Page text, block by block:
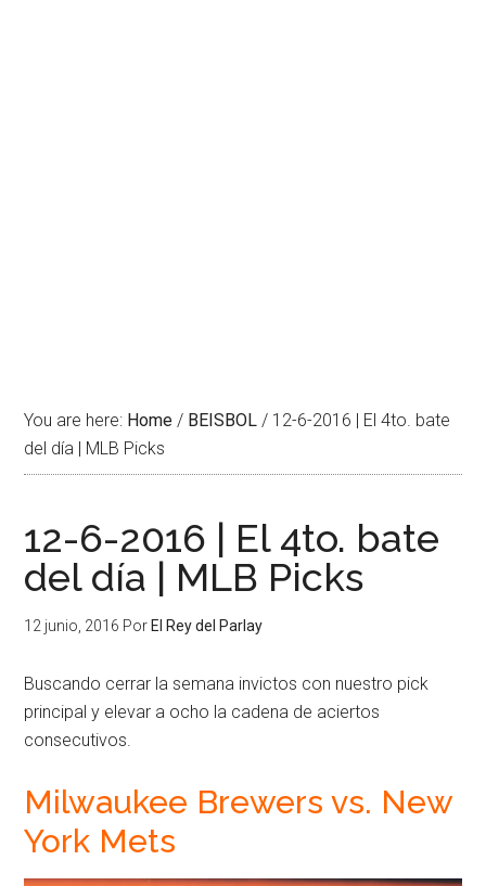
You are here: Home / BEISBOL / 12-6-2016 | El 4to. bate
del día | MLB Picks
12-6-2016 | El 4to. bate
del día | MLB Picks
12 junio, 2016 Por El Rey del Parlay
Buscando cerrar la semana invictos con nuestro pick
principal y elevar a ocho la cadena de aciertos
consecutivos.
Milwaukee Brewers vs. New
York Mets